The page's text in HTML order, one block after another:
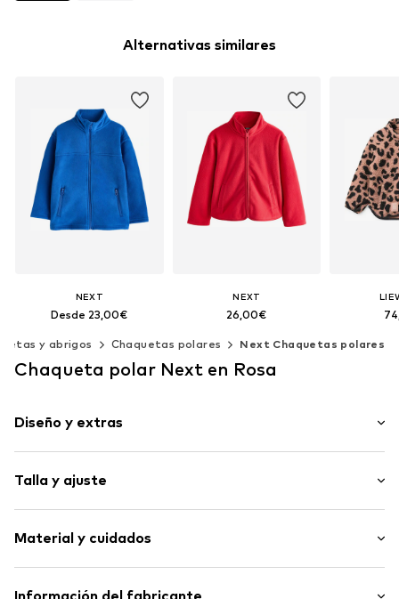
Alternativas similares
NEXT
Desde 23,00€
+1
Disponible en muchas tallas
Añadir a la cesta
NEXT
26,00€
+
1
Disponible en muchas tallas
Añadir a la cesta
Disponible
y abrigos Chaquetas polares Next Chaquetas polares
Chaqueta polar Next en Rosa
Diseño y extras
Con capucha
Capucha con cuello alto
Estampado en toda la superficie
Artículo n.º AR337422
Talla y ajuste
Longitud: Normal
Ajuste: Ajuste regular
Material y cuidados
Material superior: 100% Poliéster - PES (reciclado)